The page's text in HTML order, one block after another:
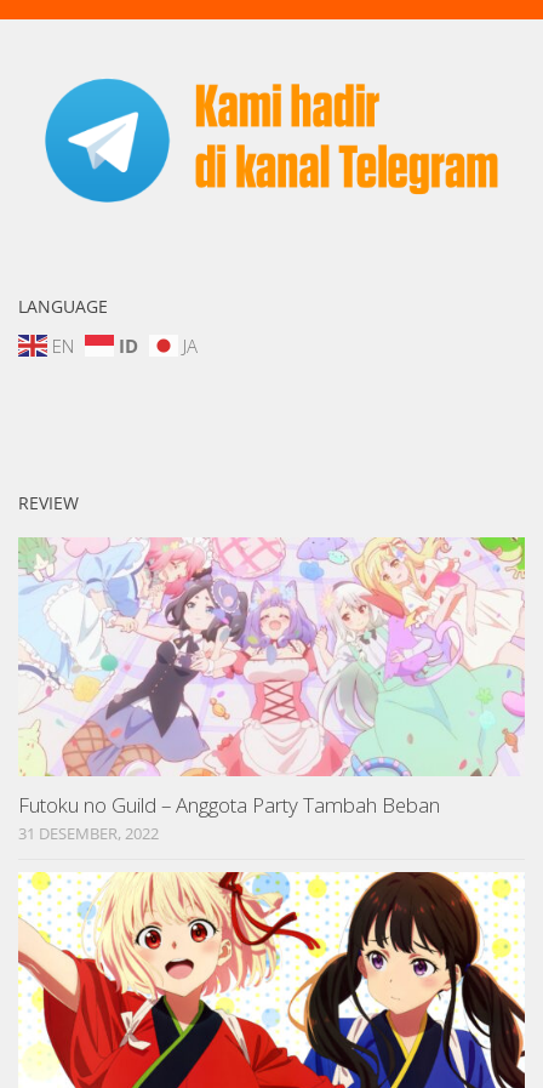
LANGUAGE
EN ID JA
REVIEW
Futoku no Guild – Anggota Party Tambah Beban
31 DESEMBER, 2022